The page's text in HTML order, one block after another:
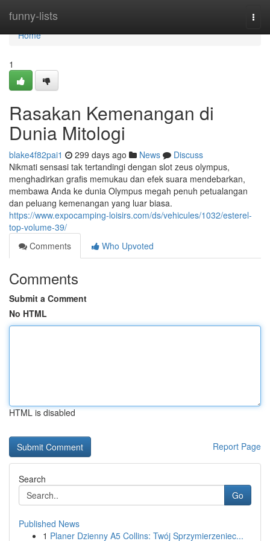
funny-lists
Home
Home
1
Rasakan Kemenangan di
Dunia Mitologi
blake4f82pai1 299 days ago News
Discuss
Nikmati sensasi tak tertandingi dengan slot zeus olympus,
menghadirkan grafis memukau dan efek suara mendebarkan,
membawa Anda ke dunia Olympus megah penuh petualangan
dan peluang kemenangan yang luar biasa.
https://www.expocamping-loisirs.com/ds/vehicules/1032/esterel-
top-volume-39/
Comments
Who Upvoted
Comments
Submit a Comment
No HTML
HTML is disabled
Report Page
Search
Go
Published News
1 Planer Dzienny A5 Collins: Twój Sprzymierzeniec...